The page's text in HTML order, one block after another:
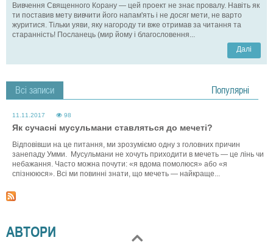
Вивчення Священного Корану — цей проект не знає провалу. Навіть як
ти поставив мету вивчити його напам'ять і не досяг мети, не варто
журитися. Тільки уяви, яку нагороду ти вже отримав за читання та
старанність! Посланець (мир йому і благословення...
Далі
Всі записи Популярні
в
с
11.11.2017 98
Як сучасні мусульмани ставляться до мечеті?
Відповівши на це питання, ми зрозуміємо одну з головних причин
занепаду Умми. Мусульмани не хочуть приходити в мечеть — це лінь чи
небажання. Часто можна почути: «я вдома помолюся» або «я
спізнююся». Всі ми повинні знати, що мечеть — найкраще...
АВТОРИ